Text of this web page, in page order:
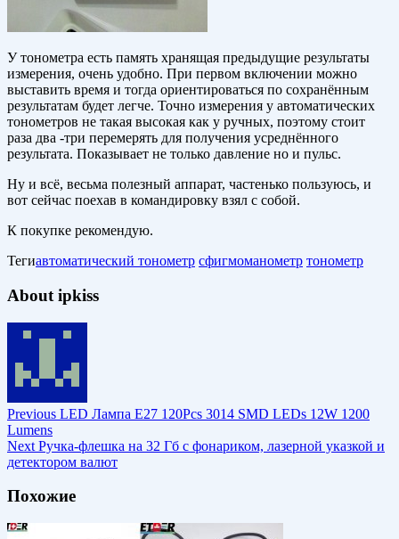
У тонометра есть память хранящая предыдущие результаты
измерения, очень удобно. При первом включении можно
выставить время и тогда ориентироваться по сохранённым
результатам будет легче. Точно измерения у автоматических
тонометров не такая высокая как у ручных, поэтому стоит
раза два -три перемерять для получения усреднённого
результата. Показывает не только давление но и пульс.
Ну и всё, весьма полезный аппарат, частенько пользуюсь, и
вот сейчас поехав в командировку взял с собой.
К покупке рекомендую.
Тегиавтоматический тонометр сфигмоманометр тонометр
About ipkiss
Previous LED Лампа E27 120Pcs 3014 SMD LEDs 12W 1200
Lumens
Next Ручка-флешка на 32 Гб с фонариком, лазерной указкой и
детектором валют
Похожие